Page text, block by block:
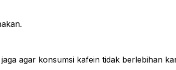
agar konsumsi kafein tidak berlebihan